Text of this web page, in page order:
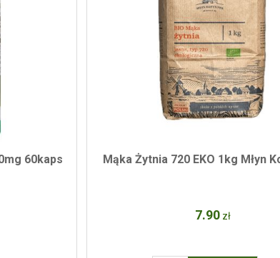
60kaps
Mąka Żytnia 720 EKO 1kg Młyn
7.90 zł